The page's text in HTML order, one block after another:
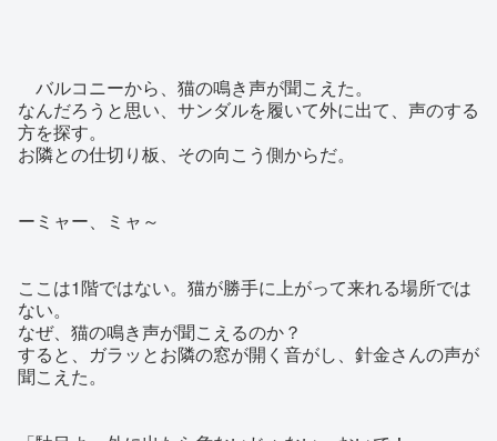
バルコニーから、猫の鳴き声が聞こえた。
なんだろうと思い、サンダルを履いて外に出て、声のする
方を探す。
お隣との仕切り板、その向こう側からだ。
ーミャー、ミャ～
ここは1階ではない。猫が勝手に上がって来れる場所では
ない。
なぜ、猫の鳴き声が聞こえるのか？
すると、ガラッとお隣の窓が開く音がし、針金さんの声が
聞こえた。